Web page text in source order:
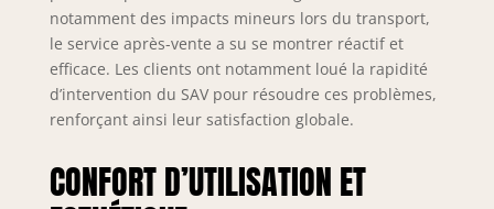
galvanisé pour
garantir
robustesse et
durabilité
Dimensions
77 cm pour 6
places assises ;
notamment des impacts mineurs lors du transport,
le service après-vente a su se montrer réactif et
efficace. Les clients ont notamment loué la rapidité
d’intervention du SAV pour résoudre ces problèmes,
renforçant ainsi leur satisfaction globale.
CONFORT D’UTILISATION ET